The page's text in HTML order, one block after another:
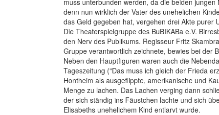
muss unterbunden werden, da die beiden
denn nun wirklich der Vater des unehelichen
das Geld gegeben hat, vergehen drei Akte purer
Die Theaterspielgruppe des BuBIKABa e.V.
den Nerv des Publikums. Regisseur Fritz
Gruppe verantwortlich zeichnete, bewies bei der
Neben den Hauptfiguren waren auch die
Tageszeitung ("Das muss ich gleich der Frieda
Hontheim als ausgeflippte, amerikanische und
Menge zu lachen. Das Lachen verging dann
der sich ständig ins Fäustchen lachte und sich
Elisabeths unehelichem Kind entlarvt wurde.